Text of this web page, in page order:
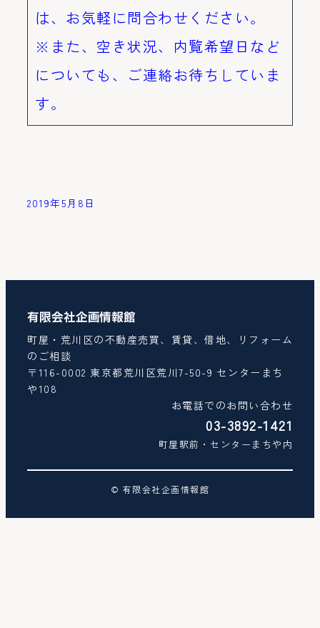
は、お気軽に問合わせください。
※また、空き状況、内覧希望日など
についても、ご連絡お待ちしていま
す。
2019年5月8日
有限会社企画情報館
町屋・荒川区の不動産売買、賃貸、借地、リフォーム
のご相談
〒116-0002 東京都荒川区荒川7-50-9 センターまち
や108
お電話でのお問い合わせ
03-3892-1421
町屋駅前・センターまちや内
© 有限会社企画情報館